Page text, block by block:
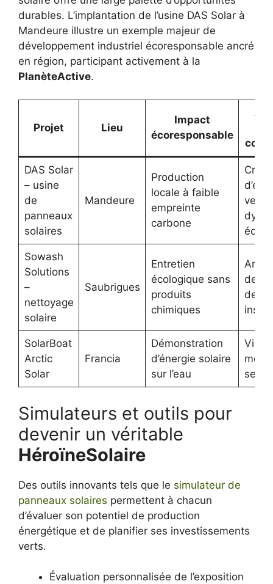
durables. L’implantation de l’usine DAS Solar à
Mandeure illustre un exemple majeur de
développement industriel écoresponsable ancré
en région, participant activement à la
PlanèteActive.
Projet Lieu
Impact
écoresponsable
DAS Solar
– usine
de
panneaux
solaires
Mandeure
Production
locale à faible
empreinte
carbone
verts
Sowash
Solutions
–
nettoyage
solaire
Saubrigues
Entretien
écologique sans
produits
chimiques
de
des
SolarBoat
Arctic
Solar
Francia
Démonstration
d’énergie solaire
sur l’eau
Simulateurs et outils pour
devenir un véritable
HéroïneSolaire
Des outils innovants tels que le simulateur de
panneaux solaires permettent à chacun
d’évaluer son potentiel de production
énergétique et de planifier ses investissements
verts.
Évaluation personnalisée de l’exposition